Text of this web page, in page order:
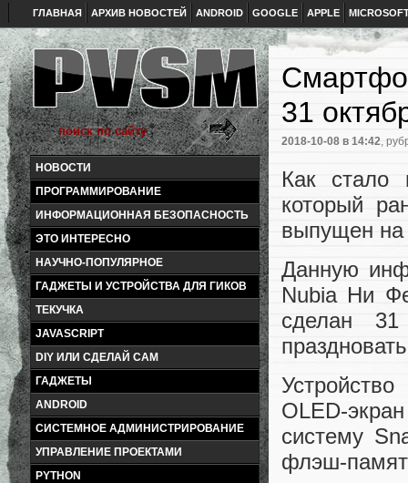
ГЛАВНАЯ АРХИВ НОВОСТЕЙ ANDROID GOOGLE APPLE
НОВОСТИ
ПРОГРАММИРОВАНИЕ
ИНФОРМАЦИОННАЯ БЕЗОПАСНОСТЬ
ЭТО ИНТЕРЕСНО
НАУЧНО-ПОПУЛЯРНОЕ
ГАДЖЕТЫ И УСТРОЙСТВА ДЛЯ ГИКОВ
ТЕКУЧКА
JAVASCRIPT
DIY ИЛИ СДЕЛАЙ САМ
ГАДЖЕТЫ
ANDROID
СИСТЕМНОЕ АДМИНИСТРИРОВАНИЕ
УПРАВЛЕНИЕ ПРОЕКТАМИ
PYTHON
31
2018-10-08 в 14:42,
Как стало
который
выпущен на
Данную
Nubia Ни
сделан 31
OLED-
систему
флэш-